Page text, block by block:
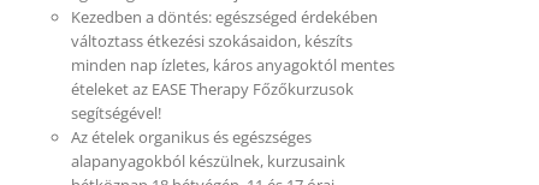
Kezedben a döntés: egészséged érdekében
változtass étkezési szokásaidon, készíts
minden nap ízletes, káros anyagoktól mentes
ételeket az EASE Therapy Főzőkurzusok
segítségével!
Az ételek organikus és egészséges
alapanyagokból készülnek, kurzusaink